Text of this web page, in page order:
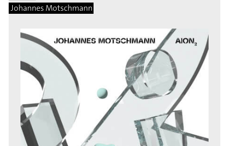
Johannes Motschmann